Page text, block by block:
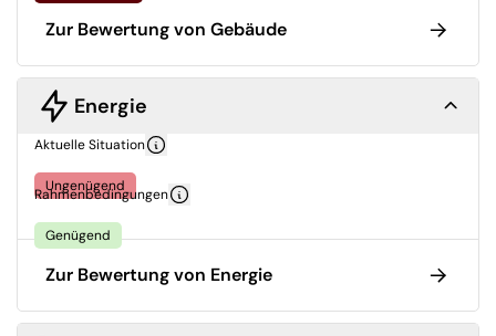
Zur Bewertung von Gebäude
Energie
Aktuelle Situation
Ungenügend
Rahmenbedingungen
Genügend
Zur Bewertung von Energie